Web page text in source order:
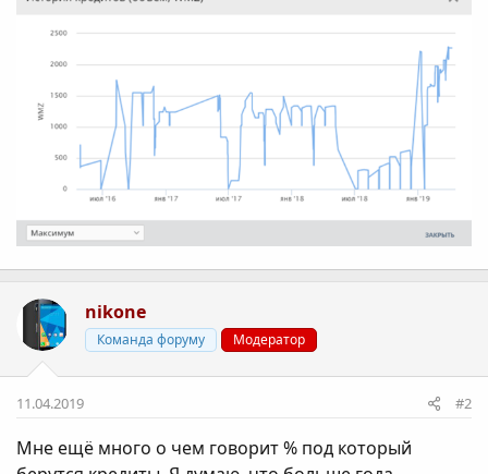
nikone
Команда форуму Модератор
11.04.2019 #2
Мне ещё много о чем говорит % под который